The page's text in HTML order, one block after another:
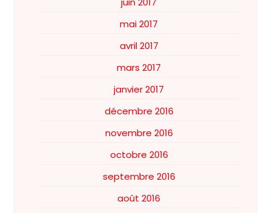
mai 2017
avril 2017
mars 2017
janvier 2017
décembre 2016
novembre 2016
octobre 2016
septembre 2016
août 2016